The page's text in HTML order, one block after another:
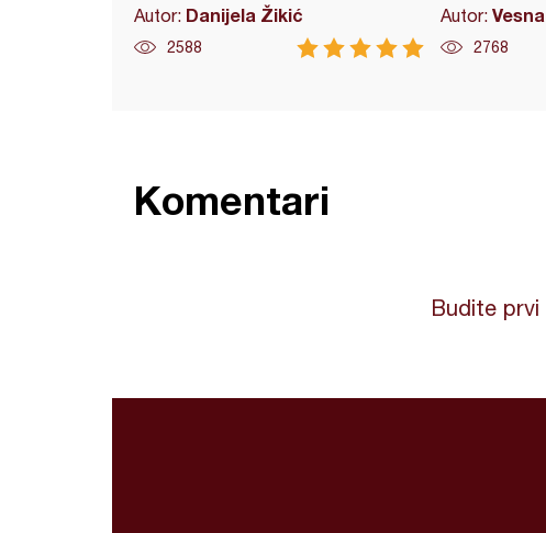
Autor: Danijela Žikić
2588
Autor:
2768
Komentari
Budite prvi